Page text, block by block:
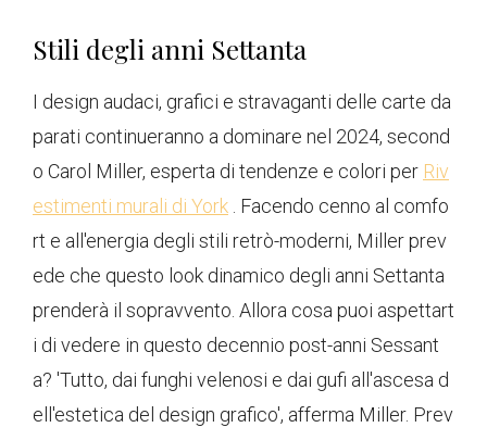
Stili degli anni Settanta
I design audaci, grafici e stravaganti delle carte da
parati continueranno a dominare nel 2024, second
o Carol Miller, esperta di tendenze e colori per Riv
estimenti murali di York . Facendo cenno al comfo
rt e all'energia degli stili retrò-moderni, Miller prev
ede che questo look dinamico degli anni Settanta
prenderà il sopravvento. Allora cosa puoi aspettart
i di vedere in questo decennio post-anni Sessant
a? 'Tutto, dai funghi velenosi e dai gufi all'ascesa d
ell'estetica del design grafico', afferma Miller. Prev